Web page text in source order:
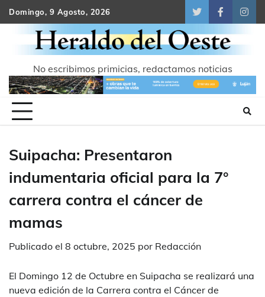
Skip
to
content
Domingo, 9 Agosto, 2026
TwitterFacebook
No escribimos primicias, redactamos noticias
Suipacha: Presentaron
indumentaria oficial para la 7°
carrera contra el cáncer de
mamas
Publicado el 8 octubre, 2025 por Redacción
El Domingo 12 de Octubre en Suipacha se realizará una
nueva edición de la Carrera contra el Cáncer de